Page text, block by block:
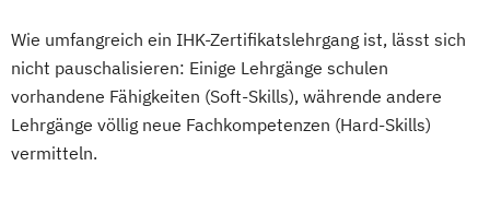
Wie umfangreich ein IHK-Zertifikatslehrgang ist, lässt sich
nicht pauschalisieren: Einige Lehrgänge schulen
vorhandene Fähigkeiten (Soft-Skills), währende andere
Lehrgänge völlig neue Fachkompetenzen (Hard-Skills)
vermitteln.